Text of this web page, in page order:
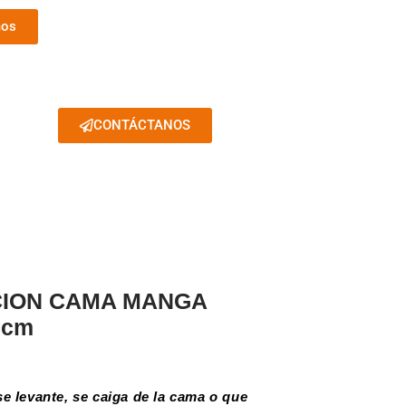
CONTÁCTANOS
CAMA MANGA
levante, se caiga de la cama o que